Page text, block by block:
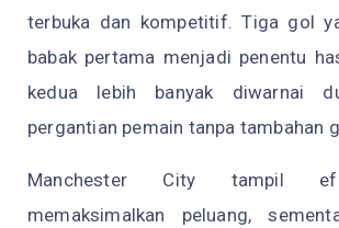
terbuka dan kompetitif. Tiga gol
babak pertama menjadi penentu
kedua lebih banyak diwarnai
pergantian pemain tanpa tambahan
Manchester City tampil
memaksimalkan peluang,